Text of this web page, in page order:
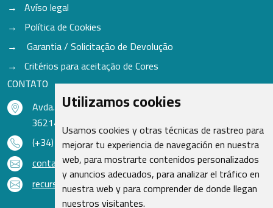
Utilizamos cookies
Usamos cookies y otras técnicas de rastreo para
mejorar tu experiencia de navegación en nuestra
web, para mostrarte contenidos personalizados
y anuncios adecuados, para analizar el tráfico en
nuestra web y para comprender de donde llegan
nuestros visitantes.
Avíso legal
Política de Cookies
Garantia / Solicitação de Devolução
Critérios para aceitação de Cores
CONTATO
Avda. do Freixo - Sardoma, 13
36214 Vigo - Pontevedra - Espanha
(+34) 986 48 16 33
contacto@qsr.es
recursoshumanos@qsr.es